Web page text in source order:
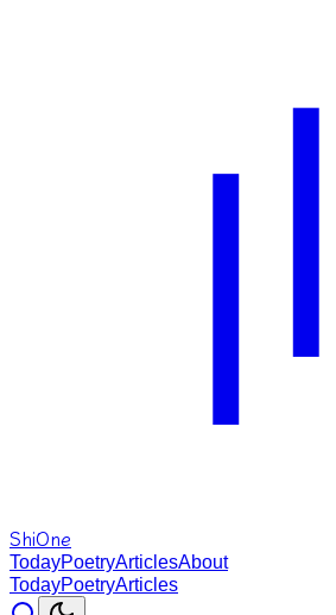
ShiOne
TodayPoetryArticlesAbout
TodayPoetryArticles